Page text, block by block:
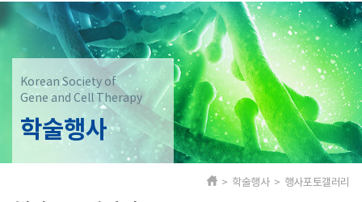
Korean Society of
Gene and Cell Therapy
학술행사
> 학술행사 > 행사포토갤러리